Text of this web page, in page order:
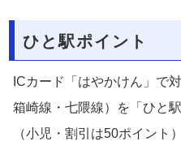
ひと駅ポイント
ICカード「はやかけん」で
箱崎線・七隈線）を「ひと
（小児・割引は50ポイント